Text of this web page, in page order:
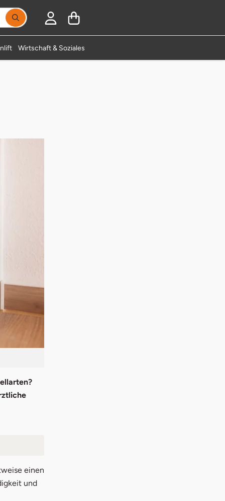
Suchbegriff eingeben, Vorschläge erscheinen
Wirtschaft & Soziales
einen
und